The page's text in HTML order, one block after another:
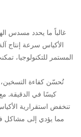
غالباً ما يحدد مسدس
الأكياس سرعة إنتاج
المستمر للتكنولوجيا،
كيسًا في الدقيقة.
تنخفض استقرارية
مما يؤدي إلى مشاكل